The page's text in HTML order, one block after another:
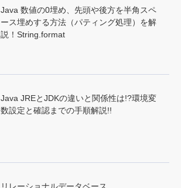
Java 数値の0埋め、先頭や後方を半角スペ
ース埋めする方法（パティング処理）を解
説！String.format
Java JREとJDKの違いと関係性は!?環境変
数設定と確認までの手順解説!!